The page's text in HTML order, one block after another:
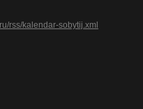
rss/kalendar-sobytij.xml